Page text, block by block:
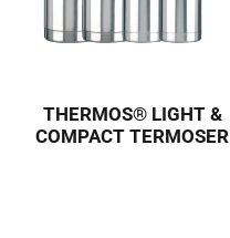
THERMOS® LIGHT &
COMPACT TERMOSER